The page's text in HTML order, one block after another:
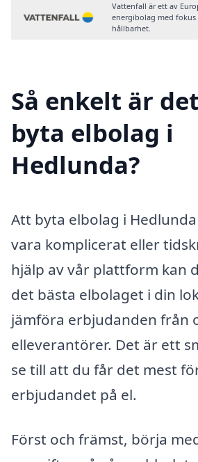
Vattenfall är ett av
energibolag med fokus
hållbarhet.
Så enkelt är
byta elbolag i
Hedlunda?
Att byta elbolag i
vara komplicerat eller
hjälp av vår plattform kan
det bästa elbolaget i din
jämföra erbjudanden från
elleverantörer. Det är ett
se till att du får det mest
erbjudandet på el.
Först och främst, börja